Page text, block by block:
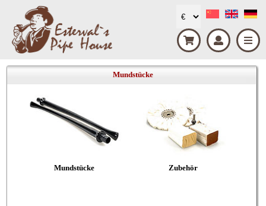
Mundstücke
Mundstücke Zubehör